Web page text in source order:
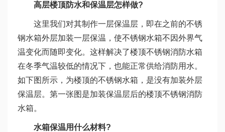
高层楼顶防水和保温层怎样做?
这里我们对其制作一层保温层，即在之前的不锈
钢水箱外层加装一层保温，使不锈钢水箱不因外界气
温变化而随即变化。这样解决了楼顶不锈钢消防水箱
在冬季气温较低的情况下，也能正常供给消防用水。
如下图所示，为楼顶的不锈钢水箱，是没有加装外层
保温层。第一张图是加装保温层后的楼顶不锈钢消防
水箱。
水箱保温用什么材料?